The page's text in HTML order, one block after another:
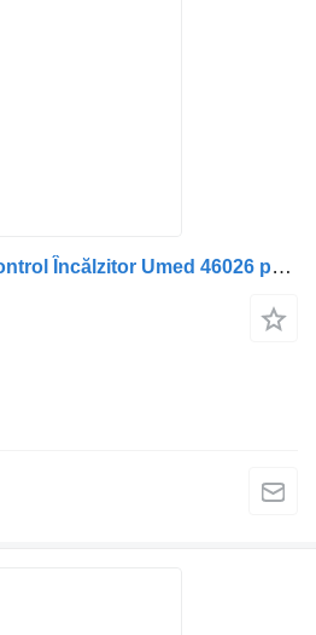
Cruscotto Modul de Control Încălzitor Umed 46026 per camion Webasto pentru Volvo 46023A 46023B 82775A 1366184